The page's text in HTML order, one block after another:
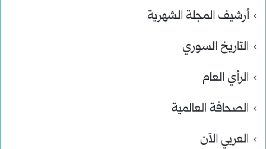
أرشيف المجلة الشهرية
التاريخ السوري
الرأي العام
الصحافة العالمية
العربي الآن